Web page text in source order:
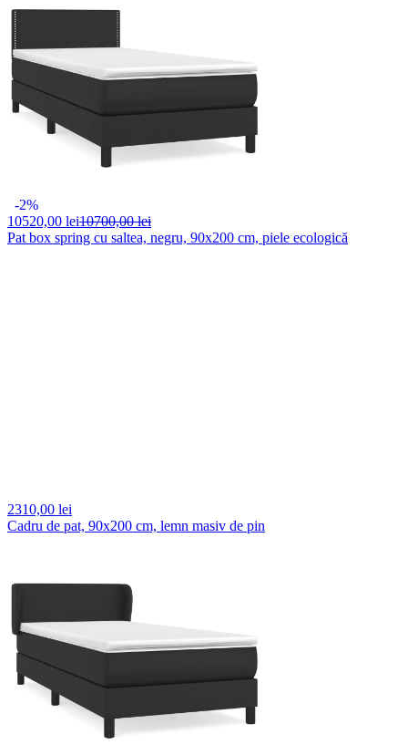
-2%
10520,00 lei10700,00 lei
Pat box spring cu saltea, negru, 90x200 cm, piele ecologică
2310,00 lei
Cadru de pat, 90x200 cm, lemn masiv de pin